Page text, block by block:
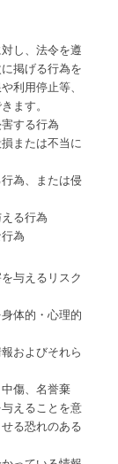
し、法令を遵
掲げる行為を
利用停止等、
ます。
する行為
または不当に
為、または侵
る行為
為
与えるリスク
体的・心理的
およびそれら
傷、名誉棄
えることを意
る恐れのある